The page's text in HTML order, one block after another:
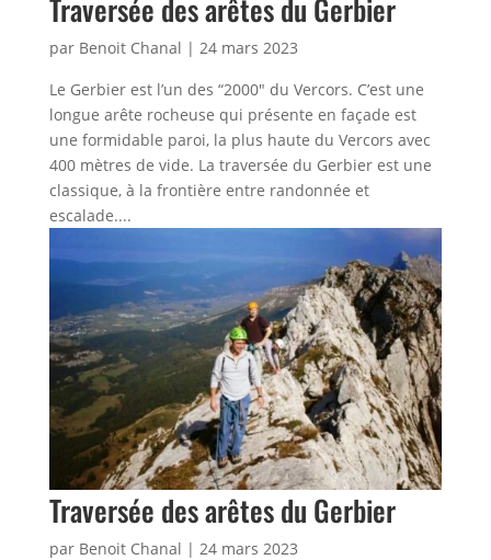
Traversée des arêtes du Gerbier
par Benoit Chanal | 24 mars 2023
Le Gerbier est l’un des “2000″ du Vercors. C’est une
longue arête rocheuse qui présente en façade est
une formidable paroi, la plus haute du Vercors avec
400 mètres de vide. La traversée du Gerbier est une
classique, à la frontière entre randonnée et
escalade....
Traversée des arêtes du Gerbier
par Benoit Chanal | 24 mars 2023